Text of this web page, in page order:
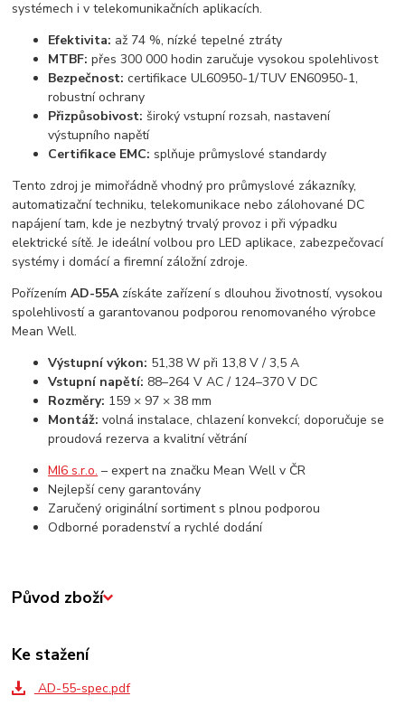
systémech i v telekomunikačních aplikacích.
Efektivita: až 74 %, nízké tepelné ztráty
MTBF: přes 300 000 hodin zaručuje vysokou spolehlivost
Bezpečnost: certifikace UL60950-1/TUV EN60950-1,
robustní ochrany
Přizpůsobivost: široký vstupní rozsah, nastavení
výstupního napětí
Certifikace EMC: splňuje průmyslové standardy
Tento zdroj je mimořádně vhodný pro průmyslové zákazníky,
automatizační techniku, telekomunikace nebo zálohované DC
napájení tam, kde je nezbytný trvalý provoz i při výpadku
elektrické sítě. Je ideální volbou pro LED aplikace, zabezpečovací
systémy i domácí a firemní záložní zdroje.
PořízenímAD-55Azískáte zařízení s dlouhou životností, vysokou
spolehlivostí a garantovanou podporou renomovaného výrobce
Mean Well.
Výstupní výkon: 51,38 W při 13,8 V / 3,5 A
Vstupní napětí: 88–264 V AC / 124–370 V DC
Rozměry: 159 × 97 × 38 mm
Montáž: volná instalace, chlazení konvekcí; doporučuje se
proudová rezerva a kvalitní větrání
MI6 s.r.o. – expert na značku Mean Well v ČR
Nejlepší ceny garantovány
Zaručený originální sortiment s plnou podporou
Odborné poradenství a rychlé dodání
Původ zboží
Ke stažení
AD-55-spec.pdf